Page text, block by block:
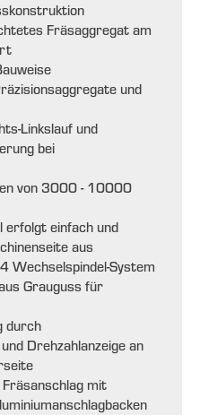
Fräsaggregat am
und
Linkslauf und
bei
von 3000 - 10000
erfolgt einfach und
aus
Wechselspindel-System
Grauguss für
durch
Drehzahlanzeige an
mit